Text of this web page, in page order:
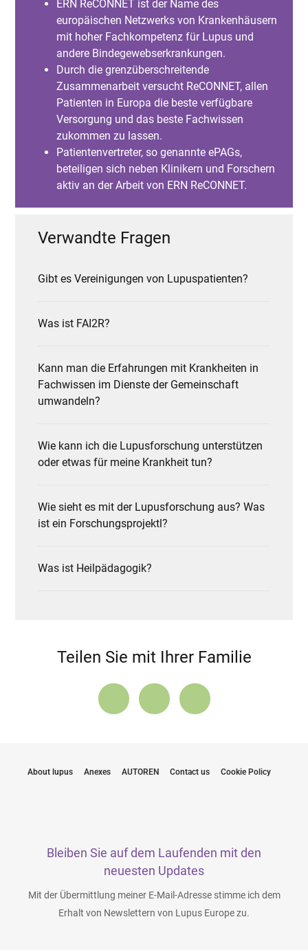
ERN ReCONNET ist der Name des
europäischen Netzwerks von Krankenhäusern
mit hoher Fachkompetenz für Lupus und
andere Bindegewebserkrankungen.
Durch die grenzüberschreitende
Zusammenarbeit versucht ReCONNET, allen
Patienten in Europa die beste verfügbare
Versorgung und das beste Fachwissen
zukommen zu lassen.
Patientenvertreter, so genannte ePAGs,
beteiligen sich neben Klinikern und Forschern
aktiv an der Arbeit von ERN ReCONNET.
Verwandte Fragen
Gibt es Vereinigungen von Lupuspatienten?
Was ist FAI2R?
Kann man die Erfahrungen mit Krankheiten in
Fachwissen im Dienste der Gemeinschaft
umwandeln?
Wie kann ich die Lupusforschung unterstützen
oder etwas für meine Krankheit tun?
Wie sieht es mit der Lupusforschung aus? Was
ist ein Forschungsprojektl?
Was ist Heilpädagogik?
Teilen Sie mit Ihrer Familie
About lupus Anexes AUTOREN Contact us Cookie Policy
Bleiben Sie auf dem Laufenden mit den
neuesten Updates
Mit der Übermittlung meiner E-Mail-Adresse stimme ich dem
Erhalt von Newslettern von Lupus Europe zu.